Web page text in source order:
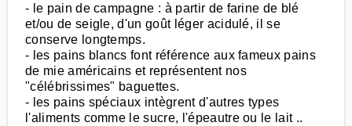
- le pain de campagne : à partir de farine de blé
et/ou de seigle, d'un goût léger acidulé, il se
conserve longtemps.
- les pains blancs font référence aux fameux pains
de mie américains et représentent nos
"célébrissimes" baguettes.
- les pains spéciaux intègrent d'autres types
l'aliments comme le sucre, l'épeautre ou le lait ..